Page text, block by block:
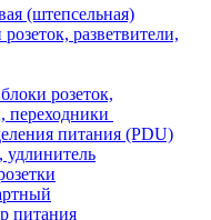
(штепсельная)
разветвители,
розеток,
переходники
питания (PDU)
удлинитель
питания